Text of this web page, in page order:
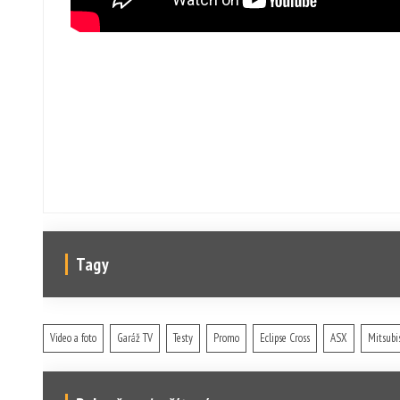
Tagy
Video a foto Garáž TV Testy Promo Eclipse Cross ASX